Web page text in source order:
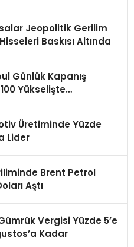
Jeopolitik Gerilim
Baskısı Altında
Günlük Kapanış
Yükselişte
Üretiminde Yüzde
Lider
Brent Petrol
Aştı
Vergisi Yüzde 5’e
Kadar